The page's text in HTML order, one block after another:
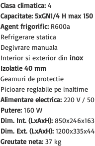
Clasa climatica: 4
Capacitate: 5xGN1/4 H max
Agent frigorific: R600a
Refrigerare statica
Degivrare manuala
Interior si exterior din inox
Izolatie 40 mm
Geamuri de protectie
Picioare reglabile pe inaltime
Alimentare electrica: 220 V /
Putere: 160 W
Dim. Int. (LxAxH):
Dim. Ext. (LxAxH):
Greutate neta: 37 kg